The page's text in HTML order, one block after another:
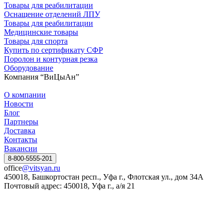
Товары для реабилитации
Оснащение отделений ЛПУ
Товары для реабилитации
Медицинские товары
Товары для спорта
Купить по сертификату СФР
Поролон и контурная резка
Оборудование
Компания “ВиЦыАн”
О компании
Новости
Блог
Партнеры
Доставка
Контакты
Вакансии
8-800-5555-201
office@vitsyan.ru
450018, Башкортостан респ., Уфа г., Флотская ул., дом 34А
Почтовый адрес: 450018, Уфа г., а/я 21